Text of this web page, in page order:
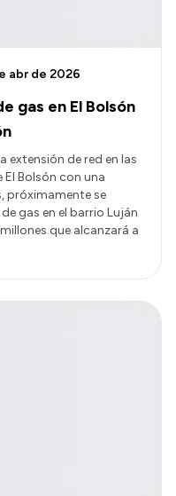
gas en El Bolsón
abr de 2026
extensión de red en las
Bolsón con una
próximamente se
gas en el barrio Luján
que alcanzará a